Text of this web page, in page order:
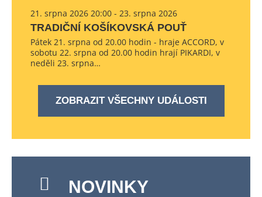
21. srpna 2026 20:00 - 23. srpna 2026
TRADIČNÍ KOŠÍKOVSKÁ POUŤ
Pátek 21. srpna od 20.00 hodin - hraje ACCORD, v
sobotu 22. srpna od 20.00 hodin hrají PIKARDI, v
neděli 23. srpna…
ZOBRAZIT VŠECHNY UDÁLOSTI
NOVINKY